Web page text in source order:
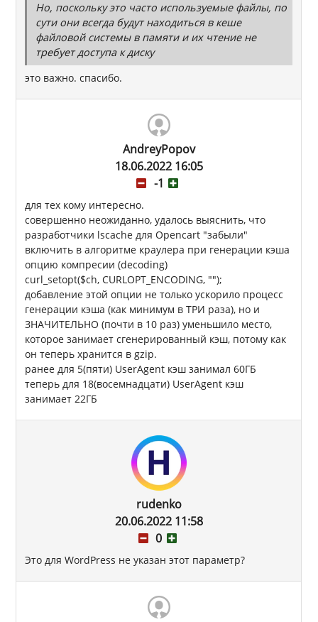
Но, поскольку это часто используемые файлы, по
сути они всегда будут находиться в кеше
файловой системы в памяти и их чтение не
требует доступа к диску
это важно. спасибо.
AndreyPopov
18.06.2022 16:05
-1
для тех кому интересно.
совершенно неожиданно, удалось выяснить, что
разработчики lscache для Opencart "забыли"
включить в алгоритме краулера при генерации кэша
опцию компресии (decoding)
curl_setopt($ch, CURLOPT_ENCODING, "");
добавление этой опции не только ускорило процесс
генерации кэша (как минимум в ТРИ раза), но и
ЗНАЧИТЕЛЬНО (почти в 10 раз) уменьшило место,
которое занимает сгенерированный кэш, потому как
он теперь хранится в gzip.
ранее для 5(пяти) UserAgent кэш занимал 60ГБ
теперь для 18(восемнадцати) UserAgent кэш
занимает 22ГБ
rudenko
20.06.2022 11:58
0
Это для WordPress не указан этот параметр?